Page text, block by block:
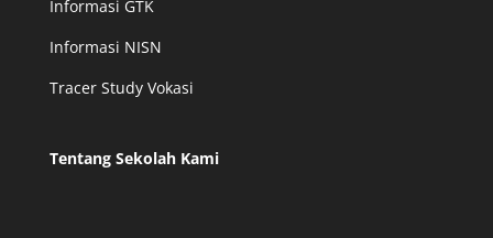
Informasi GTK
Informasi NISN
Tracer Study Vokasi
Tentang Sekolah Kami